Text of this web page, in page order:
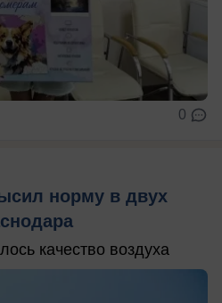
0
норму в двух
качество воздуха